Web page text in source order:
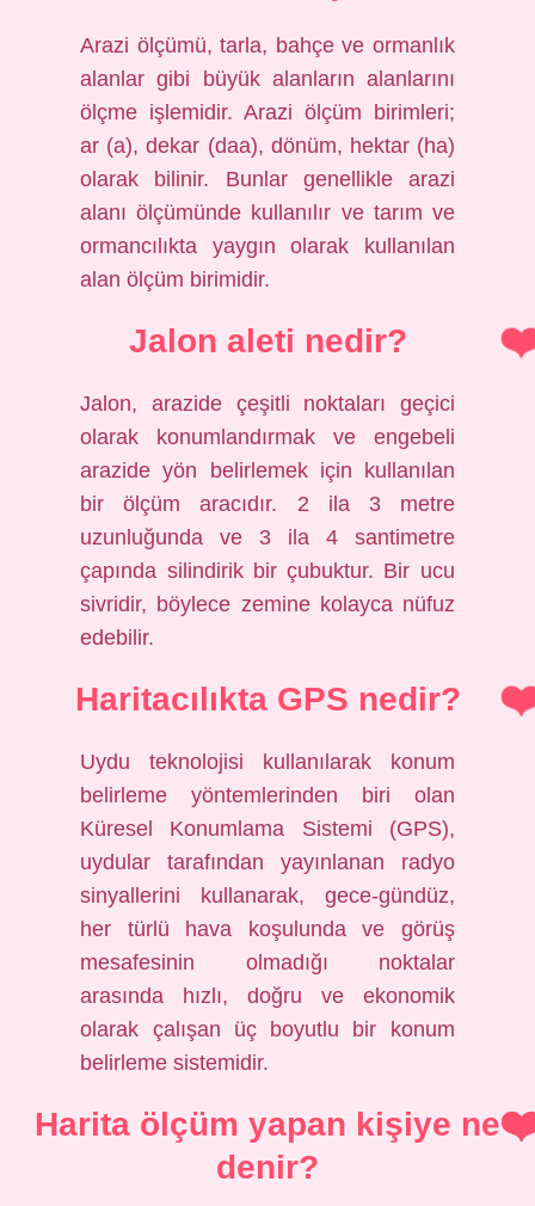
Arazi ölçümü, tarla, bahçe ve ormanlık
alanlar gibi büyük alanların alanlarını
ölçme işlemidir. Arazi ölçüm birimleri;
ar (a), dekar (daa), dönüm, hektar (ha)
olarak bilinir. Bunlar genellikle arazi
alanı ölçümünde kullanılır ve tarım ve
ormancılıkta yaygın olarak kullanılan
alan ölçüm birimidir.
Jalon aleti nedir?
Jalon, arazide çeşitli noktaları geçici
olarak konumlandırmak ve engebeli
arazide yön belirlemek için kullanılan
bir ölçüm aracıdır. 2 ila 3 metre
uzunluğunda ve 3 ila 4 santimetre
çapında silindirik bir çubuktur. Bir ucu
sivridir, böylece zemine kolayca nüfuz
edebilir.
Haritacılıkta GPS nedir?
Uydu teknolojisi kullanılarak konum
belirleme yöntemlerinden biri olan
Küresel Konumlama Sistemi (GPS),
uydular tarafından yayınlanan radyo
sinyallerini kullanarak, gece-gündüz,
her türlü hava koşulunda ve görüş
mesafesinin olmadığı noktalar
arasında hızlı, doğru ve ekonomik
olarak çalışan üç boyutlu bir konum
belirleme sistemidir.
Harita ölçüm yapan kişiye ne
denir?